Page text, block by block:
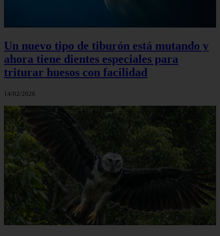
Un nuevo tipo de tiburón está mutando y
ahora tiene dientes especiales para
triturar huesos con facilidad
14/02/2026